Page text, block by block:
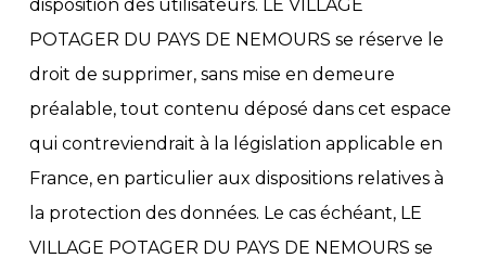
disposition des utilisateurs. LE VILLAGE
POTAGER DU PAYS DE NEMOURS se réserve le
droit de supprimer, sans mise en demeure
préalable, tout contenu déposé dans cet espace
qui contreviendrait à la législation applicable en
France, en particulier aux dispositions relatives à
la protection des données. Le cas échéant, LE
VILLAGE POTAGER DU PAYS DE NEMOURS se